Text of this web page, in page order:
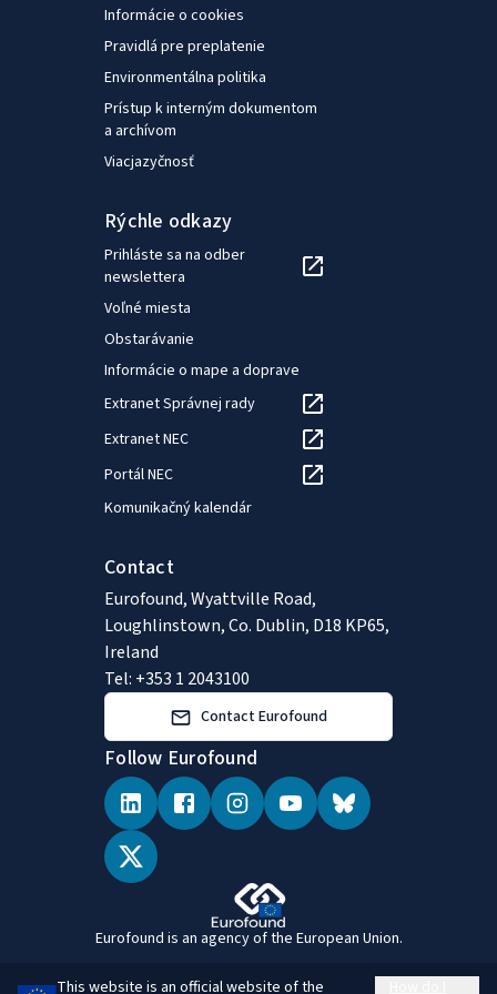
Grenoble Ecole de Management (GEM).
Informácie o cookies
Pravidlá pre preplatenie
Environmentálna politika
Prístup k interným dokumentom
a archívom
Viacjazyčnosť
Rýchle odkazy
Prihláste sa na odber
newslettera
Voľné miesta
Obstarávanie
Informácie o mape a doprave
Extranet Správnej rady
Extranet NEC
Portál NEC
Komunikačný kalendár
Contact
Eurofound, Wyattville Road,
Loughlinstown, Co. Dublin, D18 KP65,
Ireland
Tel: +353 1 2043100
Contact Eurofound
Follow Eurofound
Eurofound is an agency of the European Union.
This website is an official website of the